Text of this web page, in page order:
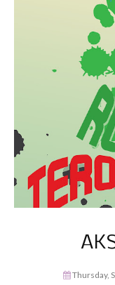
Thursday,